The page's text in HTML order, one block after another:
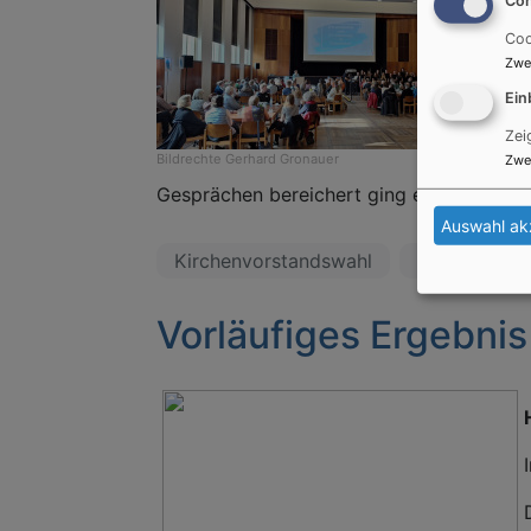
Bildrechte Gerhard Gronauer
Gesprächen bereichert ging es in die
Kirchenvorstandswahl
Vorläufiges
Auswahl